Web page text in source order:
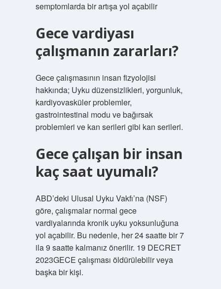
semptomlarda bir artışa yol açabilir
Gece vardiyası
çalışmanın zararları?
Gece çalışmasının insan fizyolojisi
hakkında; Uyku düzensizlikleri, yorgunluk,
kardiyovasküler problemler,
gastrointestinal modu ve bağırsak
problemleri ve kan serileri gibi kan serileri.
Gece çalışan bir insan
kaç saat uyumalı?
ABD’deki Ulusal Uyku Vakfı’na (NSF)
göre, çalışmalar normal gece
vardiyalarında kronik uyku yoksunluğuna
yol açabilir. Bu nedenle, her 24 saatte bir 7
ila 9 saatte kalmanız önerilir. 19 DECRET
2023GECE çalışması öldürülebilir veya
başka bir kişi.